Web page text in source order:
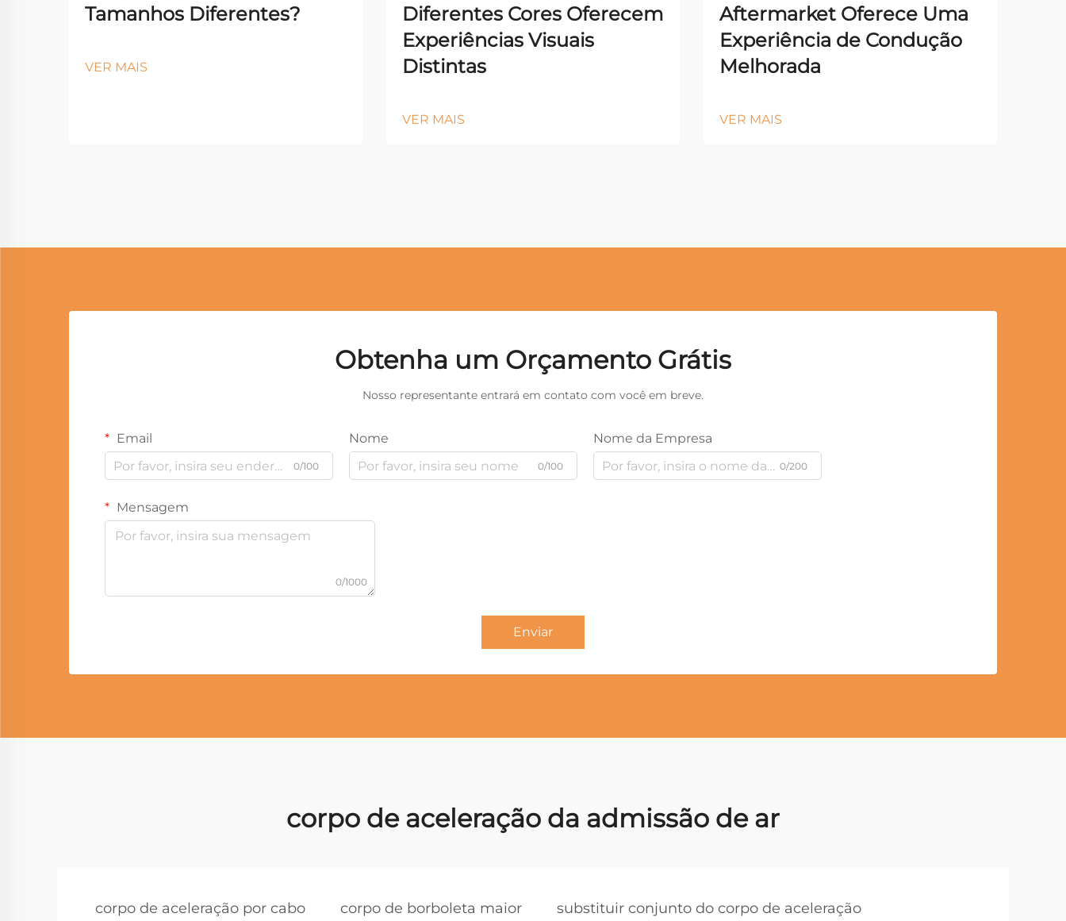
Tamanhos Diferentes?
VER MAIS
Diferentes Cores Oferecem
Experiências Visuais
Distintas
VER MAIS
Aftermarket Oferece Uma
Experiência de Condução
Melhorada
VER MAIS
Obtenha um Orçamento Grátis
Nosso representante entrará em contato com você em breve.
Email
0/100
Nome
0/100
Nome da Empresa
0/200
Mensagem
0/1000
Enviar
corpo de aceleração da admissão de ar
corpo de aceleração por cabo corpo de borboleta maior substituir conjunto do corpo de aceleração